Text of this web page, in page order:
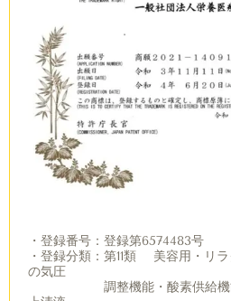
・登録番号：登録第6574483号
・登録分類：第11類 美容用・リ
の気圧
調整機能・酸素供給機能